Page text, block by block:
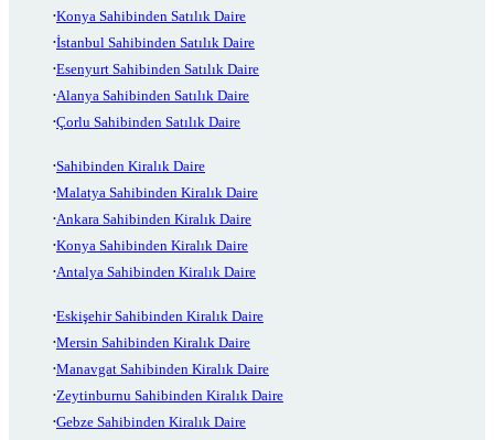
Konya Sahibinden Satılık Daire
İstanbul Sahibinden Satılık Daire
Esenyurt Sahibinden Satılık Daire
Alanya Sahibinden Satılık Daire
Çorlu Sahibinden Satılık Daire
Sahibinden Kiralık Daire
Malatya Sahibinden Kiralık Daire
Ankara Sahibinden Kiralık Daire
Konya Sahibinden Kiralık Daire
Antalya Sahibinden Kiralık Daire
Eskişehir Sahibinden Kiralık Daire
Mersin Sahibinden Kiralık Daire
Manavgat Sahibinden Kiralık Daire
Zeytinburnu Sahibinden Kiralık Daire
Gebze Sahibinden Kiralık Daire